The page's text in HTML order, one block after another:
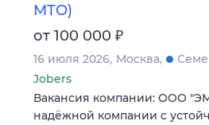
МТО)
от 100 000 ₽
16 июля 2026 Москва
Jobers
Вакансия компании: ООО
надёжной компании с